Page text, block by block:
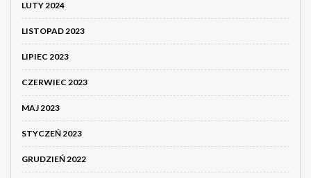
LUTY 2024
LISTOPAD 2023
LIPIEC 2023
CZERWIEC 2023
MAJ 2023
STYCZEŃ 2023
GRUDZIEŃ 2022